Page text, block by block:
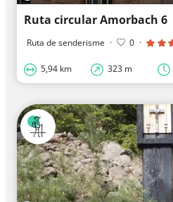
Ruta circular Amorbach 6
Ruta de senderisme · 0 ·
5,94 km 323 m